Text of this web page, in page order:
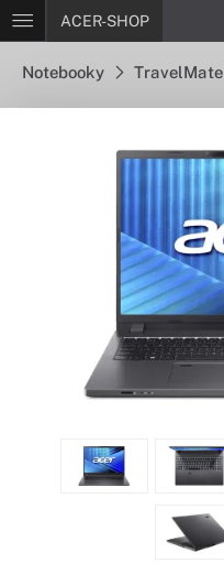
ACER-SHOP
Notebooky TravelMate